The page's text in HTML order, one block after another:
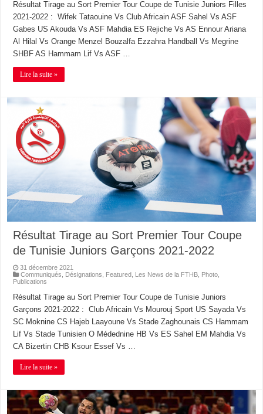
Résultat Tirage au Sort Premier Tour Coupe de Tunisie Juniors Filles
2021-2022 : Wifek Tataouine Vs Club Africain ASF Sahel Vs ASF
Gabes US Akouda Vs ASF Mahdia ES Rejiche Vs AS Ennour Ariana
Al Hilal Vs Orange Menzel Bouzalfa Ezzahra Handball Vs Megrine
SHBF AS Hammam Lif Vs ASF …
Lire la suite »
Résultat Tirage au Sort Premier Tour Coupe
de Tunisie Juniors Garçons 2021-2022
31 décembre 2021
Communiqués
Désignations Featured Les News de la FTHB Photo
Publications
Résultat Tirage au Sort Premier Tour Coupe de Tunisie Juniors
Garçons 2021-2022 : Club Africain Vs Mourouj Sport US Sayada Vs
SC Moknine CS Hajeb Laayoune Vs Stade Zaghounais CS Hammam
Lif Vs Stade Tunisien O Médednine HB Vs ES Sahel EM Mahdia Vs
CA Bizertin CHB Ksour Essef Vs …
Lire la suite »